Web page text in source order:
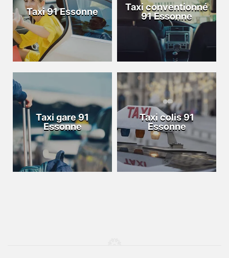
Taxi 91 Essonne
Taxi conventionné
91 Essonne
Taxi gare 91
Essonne
Taxi colis 91
Essonne